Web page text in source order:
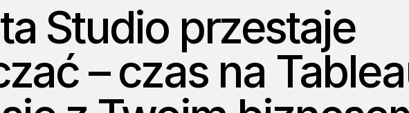
Studio przestaje
– czas na